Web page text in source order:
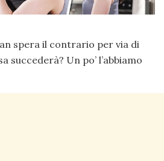
spera il contrario per via di
succederà? Un po’ l’abbiamo